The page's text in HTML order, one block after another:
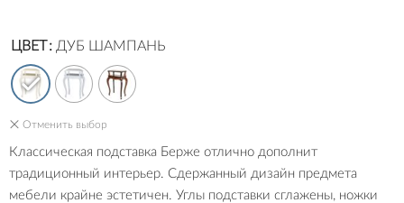
ЦВЕТ ДУБ ШАМПАНЬ
Отменить выбор
Классическая подставка Берже отлично дополнит
традиционный интерьер. Сдержанный дизайн предмета
мебели крайне эстетичен. Углы подставки сглажены, ножки